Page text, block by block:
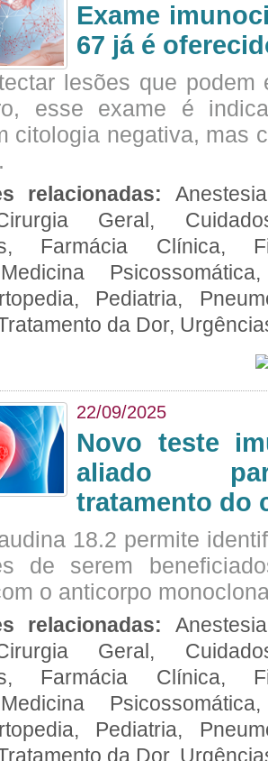
Exame
67 já é
lesões que
esse exame é
citologia negativa, mas
relacionadas:
Geral,
Farmácia Clínica,
Pediatria,
da Dor,
22/09/2025
Novo teste
aliado
tratamento do
18.2 permite
de serem
o anticorpo
relacionadas:
Geral,
Farmácia Clínica,
Pediatria,
da Dor,